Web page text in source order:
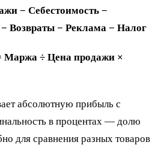
− Себестоимость −
Возвраты − Реклама − Налог
Маржа ÷ Цена продажи ×
абсолютную прибыль с
в процентах — долю
для сравнения разных товаров